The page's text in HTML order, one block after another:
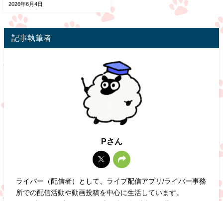
2026年6月4日
記事執筆者
Pさん
ライバー（配信者）として、ライブ配信アプリ/ライバー事務
所での配信活動や動画投稿を中心に生活しています。